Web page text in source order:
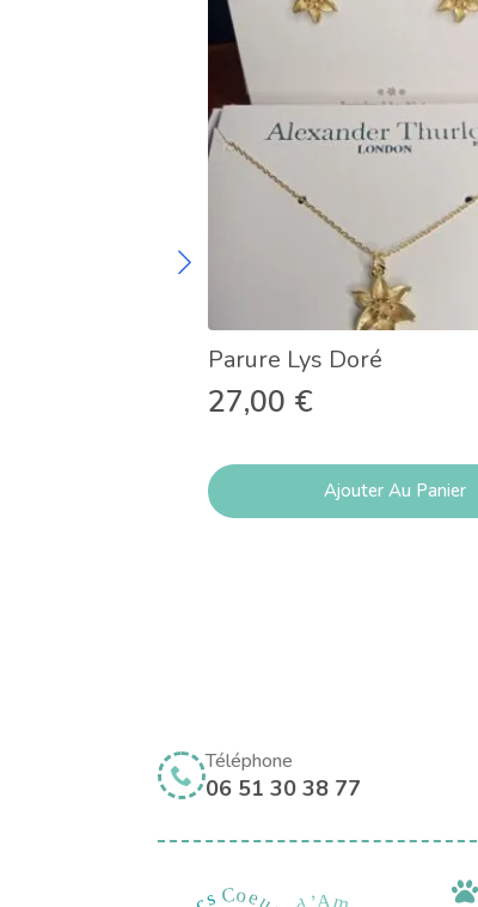
Parure Lys Doré
27,00 €
Ajouter Au Panier
Téléphone
06 51 30 38 77